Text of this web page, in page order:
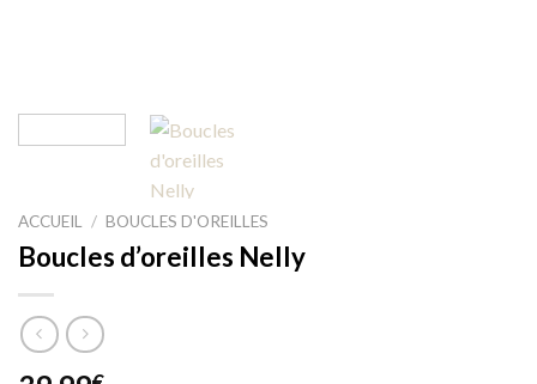
ACCUEIL / BOUCLES D'OREILLES
Boucles d’oreilles Nelly